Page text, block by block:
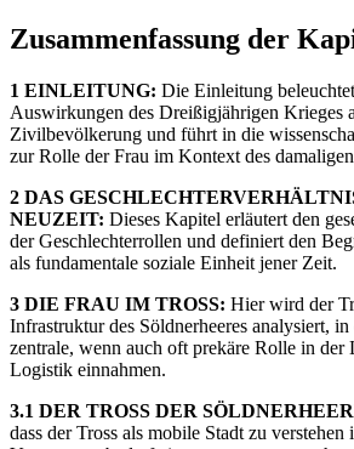
Zusammenfassung der
1 EINLEITUNG: Die Einleitung
Auswirkungen des Dreißigjährigen Krieges
Zivilbevölkerung und führt in die
zur Rolle der Frau im Kontext des
2 DAS
NEUZEIT: Dieses Kapitel erläutert den
der Geschlechterrollen und definiert den
als fundamentale soziale Einheit jener Zeit.
3 DIE FRAU IM TROSS: Hier wird der
Infrastruktur des Söldnerheeres analysiert,
zentrale, wenn auch oft prekäre Rolle in der
Logistik einnahmen.
3.1 DER TROSS DER
dass der Tross als mobile Stadt zu verstehen